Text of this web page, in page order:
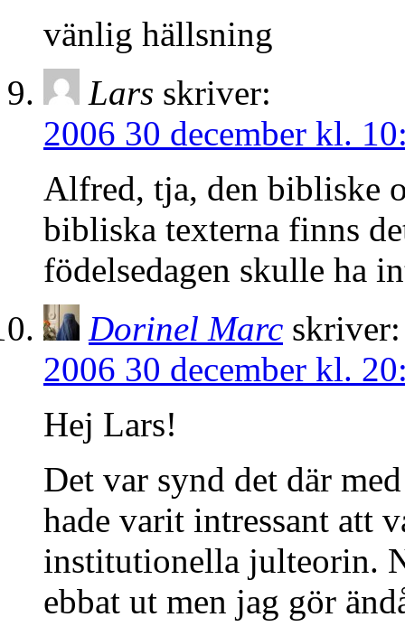
vänlig hällsning
Lars skriver:
2006 30 december kl.
Alfred, tja, den bibliske
bibliska texterna finns
födelsedagen skulle ha
Dorinel Marc skriver:
2006 30 december kl.
Hej Lars!
Det var synd det där
hade varit intressant att
institutionella julteorin.
ebbat ut men jag gör